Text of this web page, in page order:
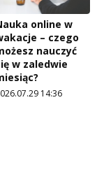
online w
– czego
nauczyć
w zaledwie
14:36